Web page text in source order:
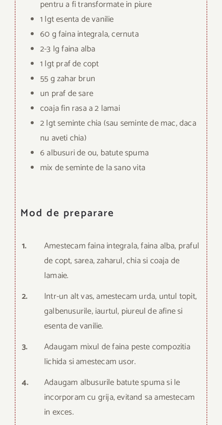
pentru a fi transformate in piure
1 lgt esenta de vanilie
60 g faina integrala, cernuta
2-3 lg faina alba
1 lgt praf de copt
55 g zahar brun
un praf de sare
coaja fin rasa a 2 lamai
2 lgt seminte chia (sau seminte de mac, daca
nu aveti chia)
6 albusuri de ou, batute spuma
mix de seminte de la sano vita
Mod de preparare
1.
Amestecam faina integrala, faina alba, praful
de copt, sarea, zaharul, chia si coaja de
lamaie.
2.
Intr-un alt vas, amestecam urda, untul topit,
galbenusurile, iaurtul, piureul de afine si
esenta de vanilie.
3.
Adaugam mixul de faina peste compozitia
lichida si amestecam usor.
4.
Adaugam albusurile batute spuma si le
incorporam cu grija, evitand sa amestecam
in exces.